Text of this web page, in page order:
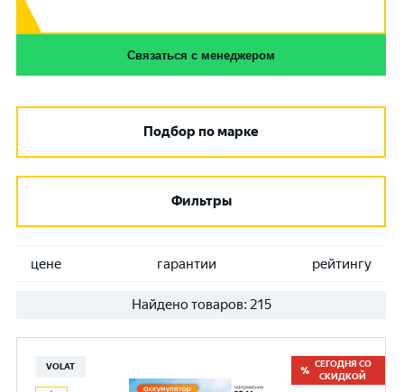
Связаться с менеджером
Подбор по марке
Фильтры
цене гарантии рейтингу
Найдено товаров: 215
VOLAT
СЕГОДНЯ СО
СКИДКОЙ